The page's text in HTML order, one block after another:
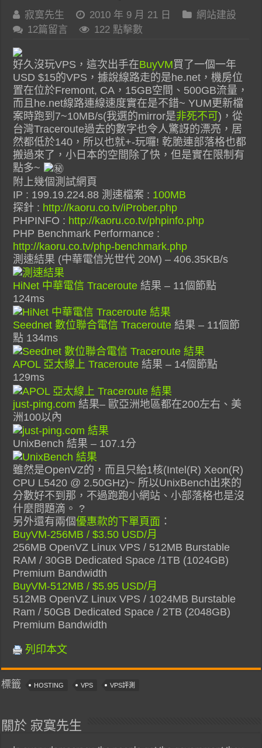
寂寞先生 2010 年 9 月 21 日
網站建設
12篇留言
122 點擊數
好久沒玩VPS，這次出手在BuyVM買了一個一年
USD $15的VPS，據說線路走的是he.net，機房位
置在位於Fremont, CA，15GB空間、500GB流量，
而且he.net線路連線速度實在是不錯~ YUM更新檔
案時跑到7~10MB/s(我選的mirror是非死不可)，從
台灣Traceroute過去的數字也令人驚訝的漂亮，居
然都低於140，所以也就+-玩囉! 乾脆連部落格也都
搬過來了，小日本的空間除了快，但是實在限制有
點多~
附上幾個測試網頁
IP : 199.19.224.88 測速檔案 : 100MB
探針 : http://kaoru.co.tv/iProber.php
PHPINFO : http://kaoru.co.tv/phpinfo.php
PHP Benchmark Performance :
http://kaoru.co.tv/php-benchmark.php
測速結果 (中華電信光世代 20M) – 406.35KB/s
HiNet 中華電信 Traceroute 結果 – 11個節點
124ms
Seednet 數位聯合電信 Traceroute 結果 – 11個節
點 134ms
APOL 亞太線上 Traceroute 結果 – 14個節點
129ms
just-ping.com 結果– 歐亞洲地區都在200左右、美
洲100以內
UnixBench 結果 – 107.1分
雖然是OpenVZ的，而且只給1核(Intel(R) Xeon(R)
CPU L5420 @ 2.50GHz)~ 所以UnixBench出來的
分數好不到那，不過跑跑小網站、小部落格也是沒
什麼問題滴。 ?
另外還有兩個優惠款的下單頁面 ：
BuyVM-256MB / $3.50 USD/月
256MB OpenVZ Linux VPS / 512MB Burstable
RAM / 30GB Dedicated Space /1TB (1024GB)
Premium Bandwidth
BuyVM-512MB / $5.95 USD/月
512MB OpenVZ Linux VPS / 1024MB Burstable
Ram / 50GB Dedicated Space / 2TB (2048GB)
Premium Bandwidth
列印本文
標籤 HOSTING VPS VPS評測
關於 寂寞先生